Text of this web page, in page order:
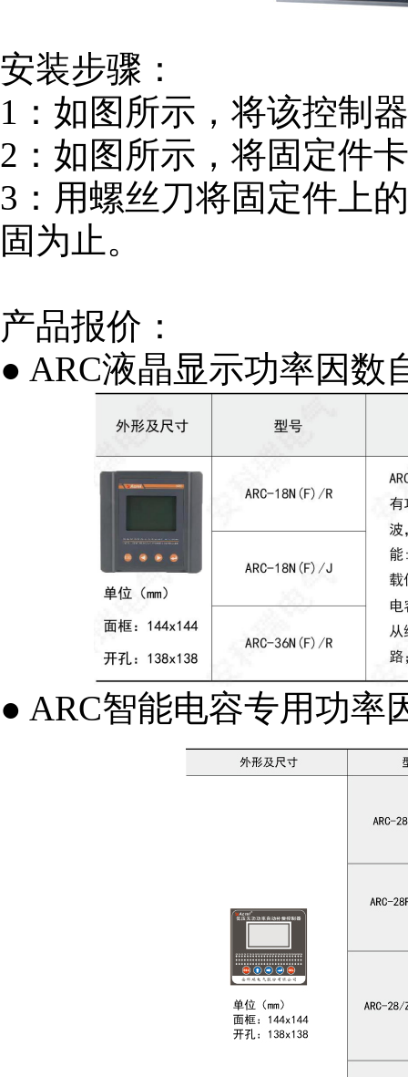
安装步骤：
1：如图所示，将该控制
2：如图所示，将固定件
3：用螺丝刀将固定件上
固为止。
产品报价：
● ARC液晶显示功率因数
● ARC智能电容专用功率